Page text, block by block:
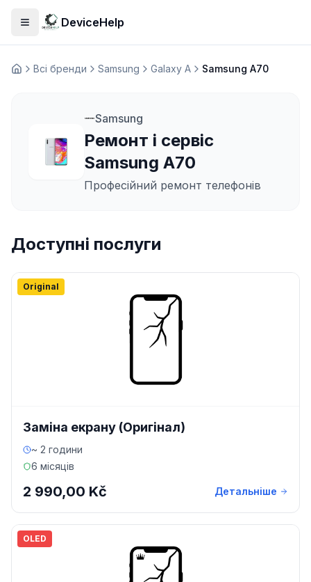
Відкрити меню
DeviceHelp
ДомашняВсі бренди Samsung Galaxy A Samsung A70
Samsung
Ремонт і сервіс
Samsung A70
Професійний ремонт телефонів
Доступні послуги
Original
Заміна екрану (Оригінал)
~ 2 години
6 місяців
2 990,00 Kč Детальніше
OLED